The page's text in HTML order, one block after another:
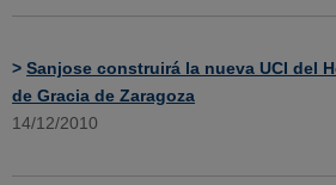
> Sanjose construirá la nueva UCI del
de Gracia de Zaragoza
14/12/2010